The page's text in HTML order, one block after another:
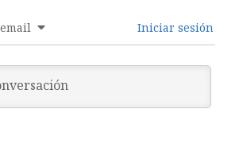
Iniciar sesión